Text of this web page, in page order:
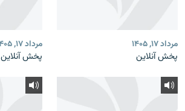
مرداد ۱۷, ۱۴۰۵
پخش آنلاین
مرداد ۱۷, ۱۴۰۵
پخش آنلاین